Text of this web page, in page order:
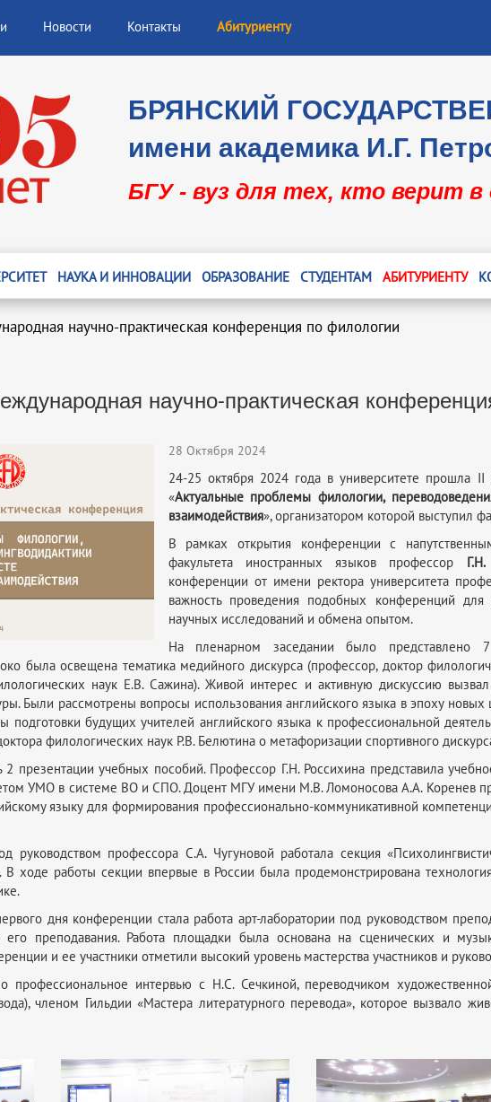
Новости Контакты Абитуриенту
БРЯНСКИЙ
имени академика И.Г.
БГУ - вуз для тех, кто верит
НАУКА И ИННОВАЦИИ ОБРАЗОВАНИЕ СТУДЕНТАМ АБИТУРИЕНТУ
научно-практическая конференция по филологии
научно-практическая
28 Октября 2024
24-25 октября 2024 года в университете прошла II
«Актуальные проблемы филологии,
взаимодействия», организатором которой выступил
В рамках открытия конференции с
факультета иностранных языков профессор
конференции от имени ректора университета
важность проведения подобных конференций для
научных исследований и обмена опытом.
На пленарном заседании было представлено
была освещена тематика медийного дискурса (профессор, доктор
наук Е.В. Сажина). Живой интерес и активную дискуссию
Были рассмотрены вопросы использования английского языка в эпоху
будущих учителей английского языка к профессиональной
филологических наук Р.В. Белютина о метафоризации спортивного
презентации учебных пособий. Профессор Г.Н. Россихина представила
УМО в системе ВО и СПО. Доцент МГУ имени М.В. Ломоносова А.А. Коренев
языку для формирования профессионально-коммуникативной
профессора С.А. Чугуновой работала секция
В ходе работы секции впервые в России была продемонстрирована
дня конференции стала работа арт-лаборатории под руководством
преподавания. Работа площадки была основана на сценических и
и ее участники отметили высокий уровень мастерства участников и
профессиональное интервью с Н.С. Сечкиной, переводчиком
членом Гильдии «Мастера литературного перевода», которое вызвало